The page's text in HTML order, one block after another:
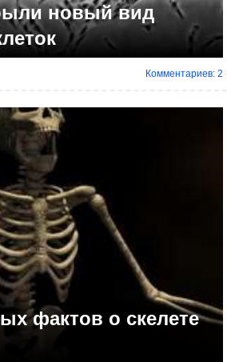
новый вид
Комментариев: 2
фактов о скелете